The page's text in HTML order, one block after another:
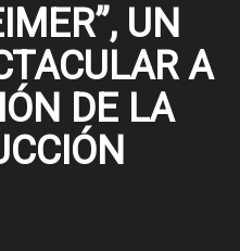
UN
A
DE LA